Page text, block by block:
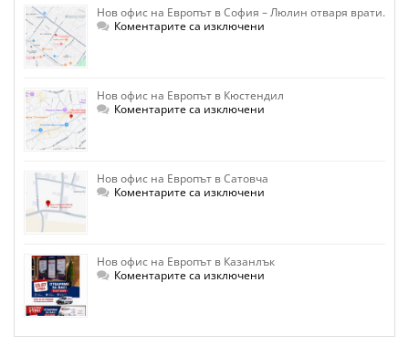
Козлодуй
Нов офис на Европът в София – Люлин отваря врати.
Коментарите са изключени
София
Нов офис на Европът в Кюстендил
Коментарите са изключени
Кюстендил
Нов офис на Европът в Сатовча
Коментарите са изключени
Сатовча
Нов офис на Европът в Казанлък
Коментарите са изключени
в